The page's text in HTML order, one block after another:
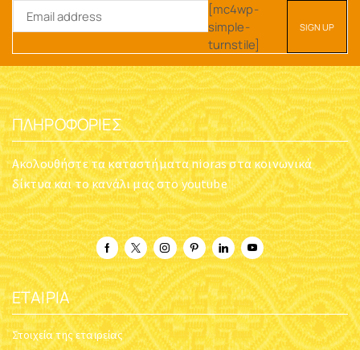
[mc4wp-
simple-
turnstile]
ΠΛΗΡΟΦΟΡΊΕΣ
Ακολουθήστε τα καταστήματα nioras στα κοινωνικά
δίκτυα και το κανάλι μας στο youtube
ΕΤΑΙΡΊΑ
Στοιχεία της εταιρείας